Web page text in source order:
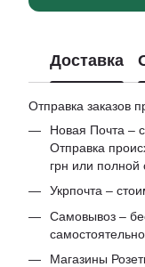
Доставка
Отправка заказов
Новая Почта –
Отправка
грн или полной
Укрпочта –
Самовывоз –
Магазины